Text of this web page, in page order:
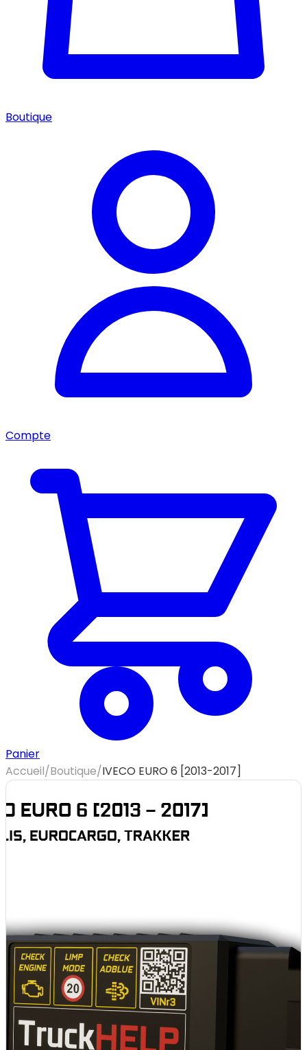
Boutique
Compte
Panier
Accueil/Boutique/IVECO EURO 6 [2013-2017]